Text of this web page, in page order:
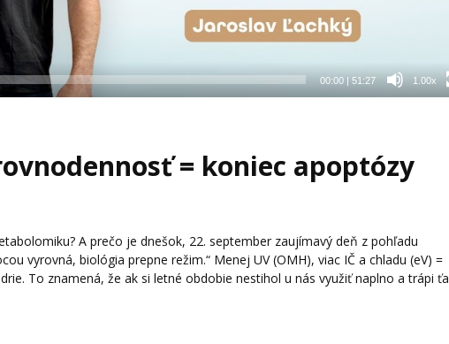
00:00| 51:27 1.00x
= koniec apoptózy
A prečo je dnešok, 22. september zaujímavý deň z pohľadu
vyrovná, biológia prepne režim.“ Menej UV (OMH), viac IČ a chladu (eV) =
To znamená, že ak si letné obdobie nestihol u nás využiť naplno a trápi ťa